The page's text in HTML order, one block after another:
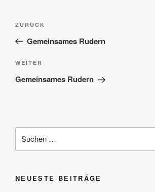
Beitragsnavigation
Vorheriger
Beitrag
ZURÜCK
Gemeinsames Rudern
Nächster
Beitrag
WEITER
Gemeinsames Rudern
nach:
NEUESTE BEITRÄGE